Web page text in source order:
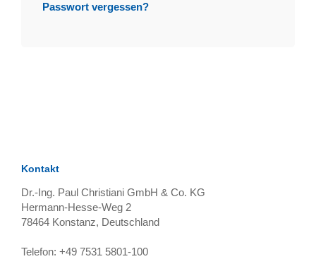
Passwort vergessen?
Kontakt
Dr.-Ing. Paul Christiani GmbH & Co. KG
Hermann-Hesse-Weg 2
78464 Konstanz, Deutschland
Telefon: +49 7531 5801-100